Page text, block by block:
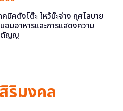
คนิคตั้งโต๊ะ ไหว้บ๊ะจ่าง กุศโลบาย
อมอาหารและการแสดงความ
ตัญญู
ริมงคล